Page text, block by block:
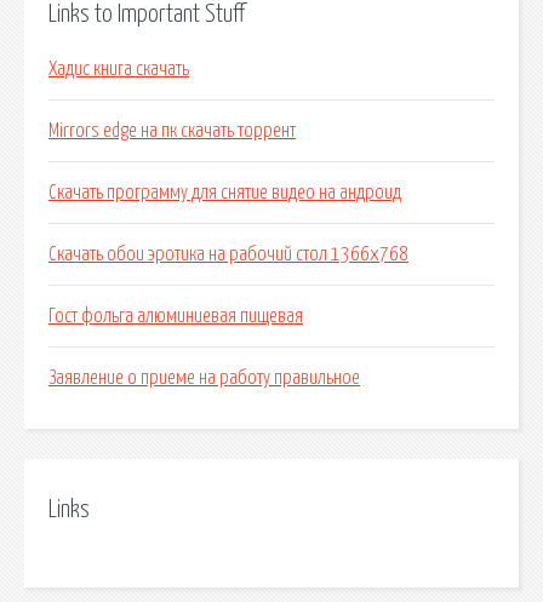
Links to Important Stuff
Хадис книга скачать
Mirrors edge на пк скачать торрент
Скачать программу для снятие видео на андроид
Скачать обои эротика на рабочий стол 1366х768
Гост фольга алюминиевая пищевая
Заявление о приеме на работу правильное
Links